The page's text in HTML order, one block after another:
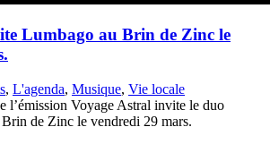
Lumbago au Brin de Zinc le
, L'agenda, Musique, Vie locale
l’émission Voyage Astral invite le duo
de Zinc le vendredi 29 mars.